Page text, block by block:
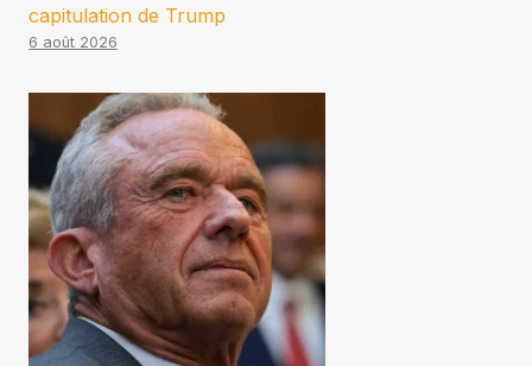
capitulation de Trump
6 août 2026